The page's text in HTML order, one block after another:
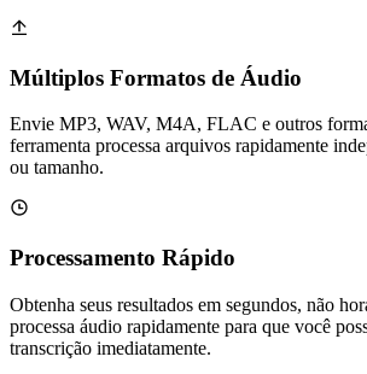
Múltiplos Formatos de Áudio
Envie MP3, WAV, M4A, FLAC e outros
ferramenta processa arquivos rapidamente
ou tamanho.
Processamento Rápido
Obtenha seus resultados em segundos, não
processa áudio rapidamente para que você
transcrição imediatamente.